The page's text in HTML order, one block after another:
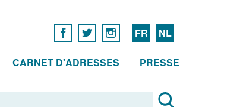
FR NL
CARNET D'ADRESSES PRESSE